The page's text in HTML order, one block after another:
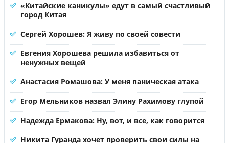
«Китайские каникулы» едут в самый счастливый
город Китая
Сергей Хорошев: Я живу по своей совести
Евгения Хорошева решила избавиться от
ненужных вещей
Анастасия Ромашова: У меня паническая атака
Егор Мельников назвал Элину Рахимову глупой
Надежда Ермакова: Ну, вот, и все, как говорится
Никита Гуранда хочет проверить свои силы на